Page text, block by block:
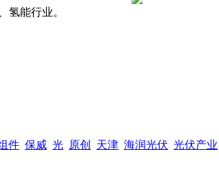
氢能行业。
件 保威 光 原创 天津 海润光伏 光伏产业